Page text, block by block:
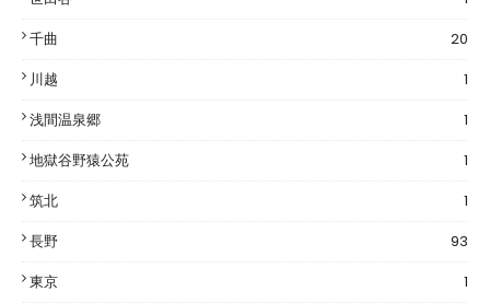
千曲
20
川越
1
浅間温泉郷
1
地獄谷野猿公苑
1
筑北
1
長野
93
東京
1